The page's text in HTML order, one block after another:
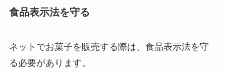
食品表示法を守る
ネットでお菓子を販売する際は、食品表示法を守
る必要があります。